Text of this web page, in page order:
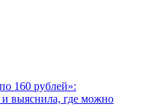
160 рублей»:
выяснила, где можно